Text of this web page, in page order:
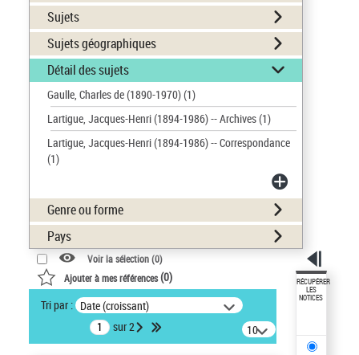
Sujets
Sujets géographiques
Détail des sujets
Gaulle, Charles de (1890-1970)(1)
Lartigue, Jacques-Henri (1894-1986) -- Archives(1)
Lartigue, Jacques-Henri (1894-1986) -- Correspondance
(1)
Genre ou forme
Pays
Voir la sélection (0)
Ajouter à mes références(0)
Tri par : Date (croissant)
sur 2
10
résultats/page
RÉCUPÉRER
LES
NOTICES